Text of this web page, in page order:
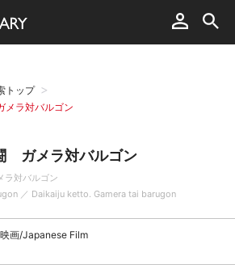
トップ
ラ対バルゴン
ガメラ対バルゴン
対バルゴン
／ Daikaiju ketto. Gamera tai barugon
画/Japanese Film